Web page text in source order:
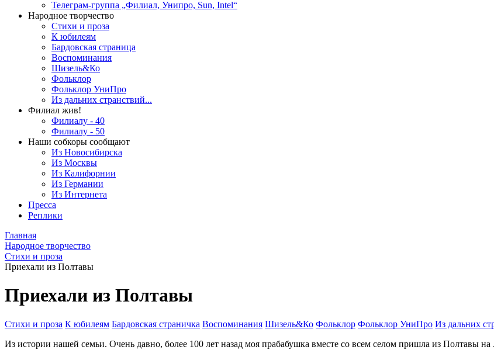
Телеграм-группа „Филиал, Унипро, Sun, Intel“
Народное творчество
Стихи и проза
К юбилеям
Бардовская страница
Воспоминания
Шизель&Ко
Фольклор
Фольклор УниПро
Из дальних странствий...
Филиал жив!
Филиалу - 40
Филиалу - 50
Наши собкоры сообщают
Из Новосибирска
Из Москвы
Из Калифорнии
Из Германии
Из Интернета
Пресса
Реплики
Главная
Народное творчество
Стихи и проза
Приехали из Полтавы
Приехали из Полтавы
Стихи и проза К юбилеям Бардовская страничка Воспоминания Шизель&Ко Фольклор Фольклор УниПро Из дальних
Из истории нашей семьи. Очень давно, более 100 лет назад моя прабабушка вместе со всем селом пришла из Полтавы